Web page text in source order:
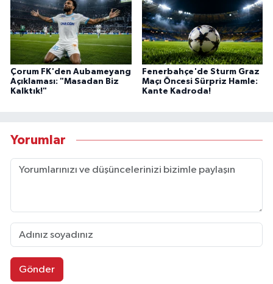
Çorum FK'den Aubameyang
Açıklaması: "Masadan Biz
Kalktık!"
Fenerbahçe'de Sturm Graz
Maçı Öncesi Sürpriz Hamle:
Kante Kadroda!
Yorumlar
Gönder